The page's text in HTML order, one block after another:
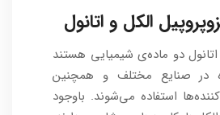
الکل و اتانول
اتانول دو ماده‌ی شیمیایی هستند
در صنایع مختلف و همچنین
استفاده می‌شوند. باوجود